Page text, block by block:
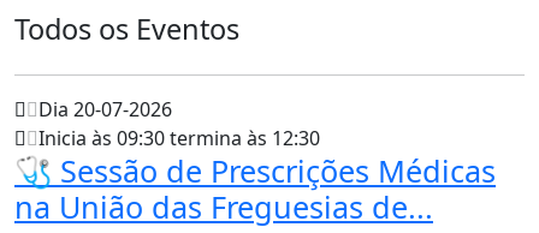
Todos os Eventos
Dia 20-07-2026
Inicia às 09:30 termina às 12:30
🩺 Sessão de Prescrições Médicas
na União das Freguesias de...